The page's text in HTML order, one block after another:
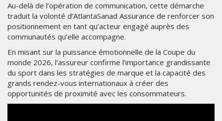
Au-delà de l’opération de communication, cette démarche
traduit la volonté d’AtlantaSanad Assurance de renforcer son
positionnement en tant qu’acteur engagé auprès des
communautés qu’elle accompagne.
En misant sur la puissance émotionnelle de la Coupe du
monde 2026, l’assureur confirme l’importance grandissante
du sport dans les stratégies de marque et la capacité des
grands rendez-vous internationaux à créer des
opportunités de proximité avec les consommateurs.